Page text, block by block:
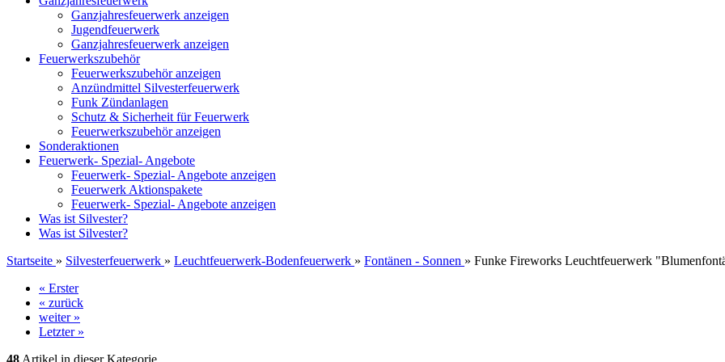
Ganzjahresfeuerwerk anzeigen
Jugendfeuerwerk
Ganzjahresfeuerwerk anzeigen
Feuerwerkszubehör
Feuerwerkszubehör anzeigen
Anzündmittel Silvesterfeuerwerk
Funk Zündanlagen
Schutz & Sicherheit für Feuerwerk
Feuerwerkszubehör anzeigen
Sonderaktionen
Feuerwerk- Spezial- Angebote
Feuerwerk- Spezial- Angebote anzeigen
Feuerwerk Aktionspakete
Feuerwerk- Spezial- Angebote anzeigen
Was ist Silvester?
Was ist Silvester?
Startseite » Silvesterfeuerwerk » Leuchtfeuerwerk-Bodenfeuerwerk » Fontänen - Sonnen » Funke Fireworks Leuchtfeuerwerk
« Erster
« zurück
weiter »
Letzter »
48 Artikel in dieser Kategorie